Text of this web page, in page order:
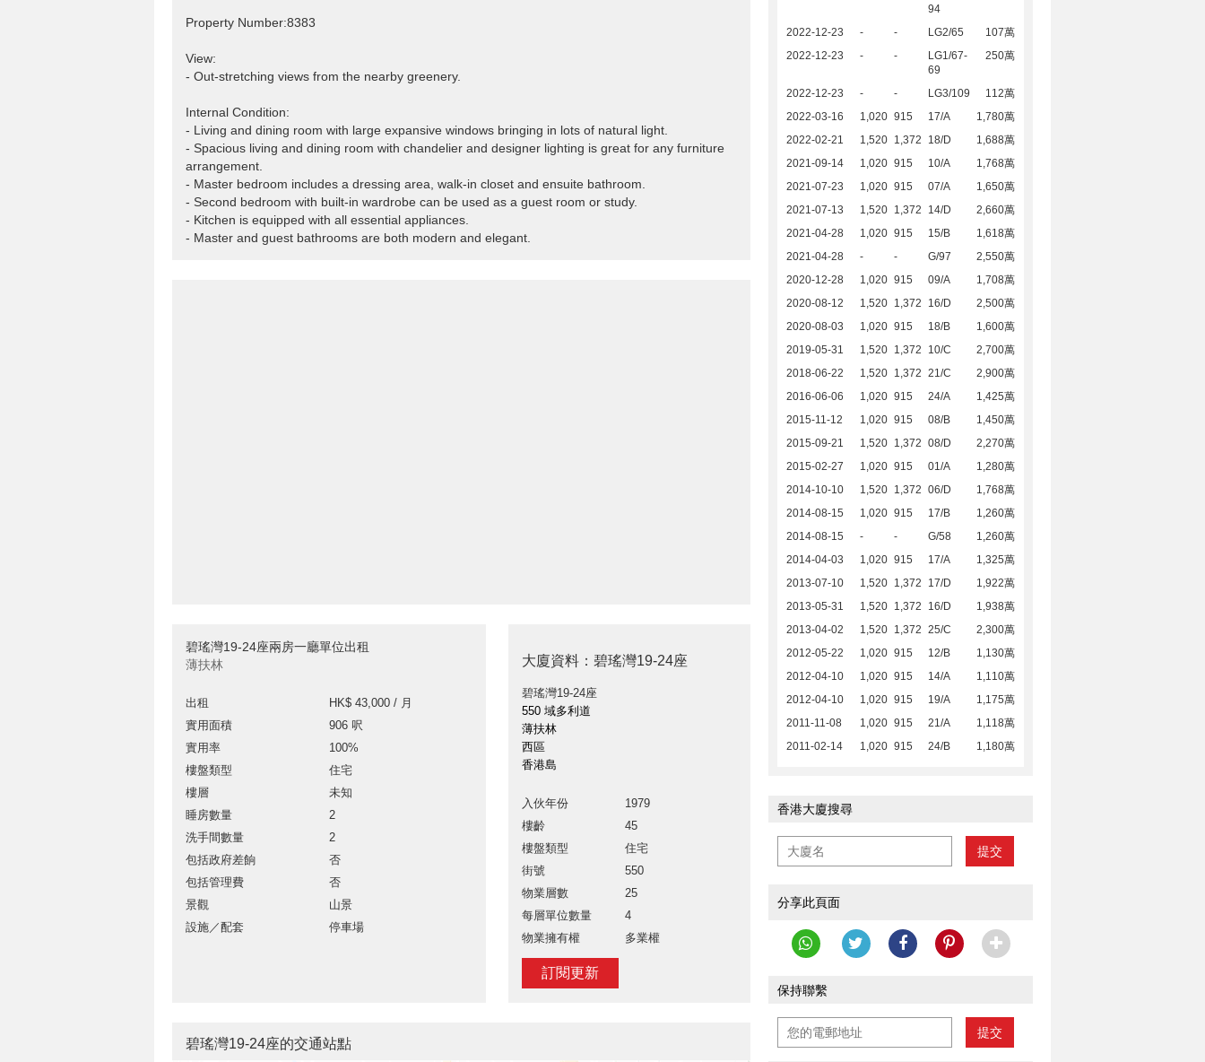
Property Number:8383
View:
- Out-stretching views from the nearby greenery.
Internal Condition:
- Living and dining room with large expansive windows bringing in lots of natural light.
- Spacious living and dining room with chandelier and designer lighting is great for any furniture
arrangement.
- Master bedroom includes a dressing area, walk-in closet and ensuite bathroom.
- Second bedroom with built-in wardrobe can be used as a guest room or study.
- Kitchen is equipped with all essential appliances.
- Master and guest bathrooms are both modern and elegant.
碧瑤灣19-24座兩房一廳單位出租
薄扶林
出租
HK$ 43,000 / 月
實用面積
906 呎
實用率
100%
樓盤類型
住宅
樓層
未知
睡房數量
2
洗手間數量
2
包括政府差餉
否
包括管理費
否
景觀
山景
設施／配套
停車場
大廈資料：碧瑤灣19-24座
碧瑤灣19-24座
550 域多利道
薄扶林
西區
香港島
入伙年份
1979
樓齡
45
樓盤類型
住宅
街號
550
物業層數
25
每層單位數量
4
物業擁有權
多業權
訂閱更新
94
2022-12-23 - - LG2/65
107萬
2022-12-23
- -
LG1/67-
69
250萬
2022-12-23 - - LG3/109
112萬
2022-03-16
1,020 915 17/A
1,780萬
2022-02-21
1,520 1,372 18/D
1,688萬
2021-09-14
1,020 915 10/A
1,768萬
2021-07-23
1,020 915 07/A
1,650萬
2021-07-13
1,520 1,372 14/D
2,660萬
2021-04-28
1,020 915 15/B
1,618萬
2021-04-28
- - G/97
2,550萬
2020-12-28
1,020 915 09/A
1,708萬
2020-08-12
1,520 1,372 16/D
2,500萬
2020-08-03
1,020 915 18/B
1,600萬
2019-05-31
1,520 1,372 10/C
2,700萬
2018-06-22
1,520 1,372 21/C
2,900萬
2016-06-06
1,020 915 24/A
1,425萬
2015-11-12
1,020 915 08/B
1,450萬
2015-09-21
1,520 1,372 08/D
2,270萬
2015-02-27
1,020 915 01/A
1,280萬
2014-10-10
1,520 1,372 06/D
1,768萬
2014-08-15
1,020 915 17/B
1,260萬
2014-08-15
- - G/58
1,260萬
2014-04-03
1,020 915 17/A
1,325萬
2013-07-10
1,520 1,372 17/D
1,922萬
2013-05-31
1,520 1,372 16/D
1,938萬
2013-04-02
1,520 1,372 25/C
2,300萬
2012-05-22
1,020 915 12/B
1,130萬
2012-04-10
1,020 915 14/A
1,110萬
2012-04-10
1,020 915 19/A
1,175萬
2011-11-08
1,020 915 21/A
1,118萬
2011-02-14
1,020 915 24/B 1,180萬
香港大廈搜尋
提交
分享此頁面
保持聯繫
提交
碧瑤灣19-24座的交通站點